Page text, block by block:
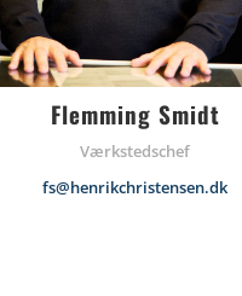
Flemming Smidt
Værkstedschef
fs@henrikchristensen.dk